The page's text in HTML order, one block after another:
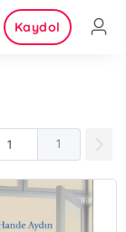
Kaydol
1